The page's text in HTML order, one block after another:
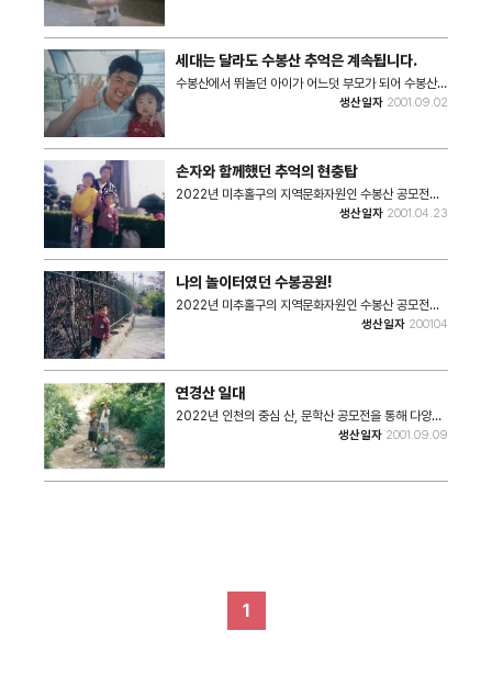
일자 : 2001년 6월 3일 • 장수 : 3장 #. 해당 사진은
2023 특성화사업 기록물 수집 공모전 '그 때 그 시절
앨범 속 수봉산'을 통해 수집된 사진입니다.
세대는 달라도 수봉산 추억은 계속됩니다.
수봉산에서 뛰놀던 아이가 어느덧 부모가 되어 수봉산
추억을 찾고, 이젠 손자, 손녀 손을 잡고 수봉산의 아련
일자 : 2001년 9월 2일 • 장수 : 2장 #. 해당 사진은
2023 특성화사업 기록물 수집 공모전 '그 때 그 시절
앨범 속 수봉산'을 통해 수집된 사진입니다.
생산일자 2001.09.02
손자와 함께했던 추억의 현충탑
2022년 미추홀구의 지역문화자원인 수봉산 공모전을
통해 다양한 사진과 이야기를 수집하였다. 성장한 손자
에 데리고가서 힘껏 뛰어 놀게하며 집에 와서 곤히 자던
모습이 생각나네요! 수봉공원은 앞마당 놀이터처럼 아
이들과 함께 안전하게 놀 수 있는 공간 이였습니다. 감사
하고 추억이 새록새록 합니다. • 촬영장소 : 현충탑 • 촬
영일자 : 2001년 4월 23일 • 사진크기 : 657x974
• 사진장수 : 1장 #. 해당 사진은 2022 특성화사업 기
생산일자 2001.04.23
나의 놀이터였던 수봉공원!
2022년 미추홀구의 지역문화자원인 수봉산 공모전을
통해 다양한 사진과 이야기를 수집하였다. 수봉공원에
하던 곳이고 역사가 있는 곳입니다. • 촬영장소 : 현충탑
가는 오솔길 • 촬영일자 : 2001년 4월 • 사진크기 :
996x653 • 사진장수 : 1장 #. 해당 사진은 2022 특
성화사업 기록물 수집 공모전 '수봉산 그땐 그랬지'를 통
생산일자 200104
연경산 일대
2022년 인천의 중심 산, 문학산 공모전을 통해 다양한
사진과 이야기를 수집하였다. 큰 아이 5살 때 학익동으
들의 이름을 알려주며 신기해하던 귀여운 얼굴이 떠오른
떠오르며 내 입가에 미소를 짓게 한다. • 촬영장소 : 연
경산 일대 • 촬영일자 : 2001년 9월 9일 • 사진크기 :
1016x714 • 사진장수 : 11 • 관련파일(비공개) 1) 기
생산일자 2001.09.09
1